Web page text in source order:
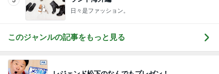
日々是ファッション。
このジャンルの記事をもっと見る
レジェンド松下のなんでもプレゼン！